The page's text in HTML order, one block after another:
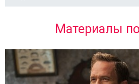
Материалы